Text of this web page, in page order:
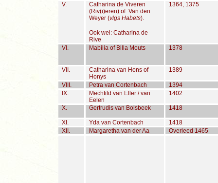
V.
Catharina de Viveren
(Riv(i)eren) of Van den
Weyer (vlgs Habets).
Ook wel: Catharina de
Rive
1364, 1375
VI. Mabilia of Billa Mouts 1378
VII.
Catharina van Hons of
Honys
1389
VIII. Petra van Cortenbach
1394
IX.
Mechtild van Eller / van
Eelen
1402
X. Gertrudis van Bolsbeek 1418
XI. Yda van Cortenbach
1418
XII.
Margaretha van der Aa Overleed 1465